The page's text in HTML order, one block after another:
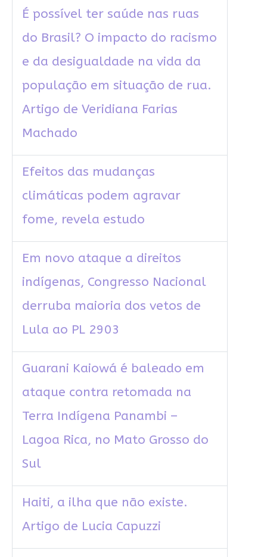
É possível ter saúde nas ruas
do Brasil? O impacto do racismo
e da desigualdade na vida da
população em situação de rua.
Artigo de Veridiana Farias
Machado
Efeitos das mudanças
climáticas podem agravar
fome, revela estudo
Em novo ataque a direitos
indígenas, Congresso Nacional
derruba maioria dos vetos de
Lula ao PL 2903
Guarani Kaiowá é baleado em
ataque contra retomada na
Terra Indígena Panambi –
Lagoa Rica, no Mato Grosso do
Sul
Haiti, a ilha que não existe.
Artigo de Lucia Capuzzi